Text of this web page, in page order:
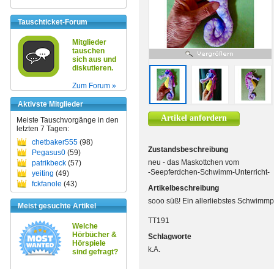
Tauschticket-Forum
Mitglieder
tauschen
sich aus und
diskutieren.
Zum Forum »
Aktivste Mitglieder
Meiste Tauschvorgänge in den
letzten 7 Tagen:
chetbaker555 (98)
Pegasus0 (59)
patrikbeck (57)
yeiting (49)
fckfanole (43)
Meist gesuchte Artikel
Welche
Hörbücher &
Hörspiele
sind gefragt?
Artikel anfordern
Zustandsbeschreibung
neu - das Maskottchen vom
-Seepferdchen-Schwimm-Unterricht-
Artikelbeschreibung
sooo süß! Ein allerliebstes
TT191
Schlagworte
k.A.